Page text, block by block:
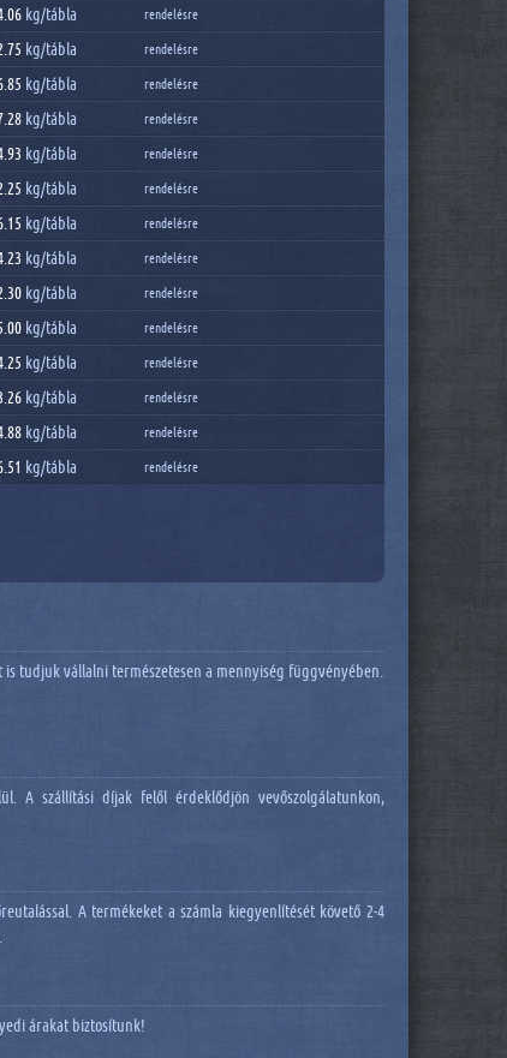
kg/tábla rendelésre
kg/tábla rendelésre
kg/tábla rendelésre
kg/tábla rendelésre
kg/tábla rendelésre
kg/tábla rendelésre
kg/tábla rendelésre
kg/tábla rendelésre
kg/tábla rendelésre
kg/tábla rendelésre
kg/tábla rendelésre
kg/tábla rendelésre
kg/tábla rendelésre
kg/tábla rendelésre
tudjuk vállalni természetesen a mennyiség függvényében.
A szállítási díjak felől érdeklődjön vevőszolgálatunkon,
A termékeket a számla kiegyenlítését követő 2-4
árakat biztosítunk!